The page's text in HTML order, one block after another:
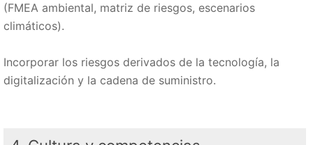
(FMEA ambiental, matriz de riesgos, escenarios
climáticos).
Incorporar los riesgos derivados de la tecnología, la
digitalización y la cadena de suministro.